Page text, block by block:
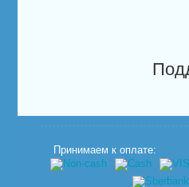
Принимаем к оплате: